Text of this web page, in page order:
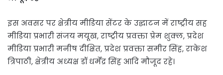
इस अवसर पर क्षेत्रीय मीडिया सेंटर के उद्घाटन में राष्ट्रीय सह
मीडिया प्रभारी संजय मयूख, राष्ट्रीय प्रवक्ता प्रेम शुक्ल, प्रदेश
मीडिया प्रभारी मनीष दीक्षित, प्रदेश प्रवक्ता समीर सिंह, राकेश
त्रिपाठी, क्षेत्रीय अध्यक्ष डॉ धर्मेंद्र सिंह आदि मौजूद रहे।